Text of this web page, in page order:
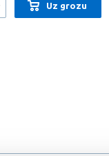
Uz grozu